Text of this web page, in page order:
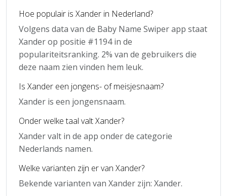
Hoe populair is Xander in Nederland?
Volgens data van de Baby Name Swiper app staat
Xander op positie #1194 in de
populariteitsranking. 2% van de gebruikers die
deze naam zien vinden hem leuk.
Is Xander een jongens- of meisjesnaam?
Xander is een jongensnaam.
Onder welke taal valt Xander?
Xander valt in de app onder de categorie
Nederlands namen.
Welke varianten zijn er van Xander?
Bekende varianten van Xander zijn: Xander.